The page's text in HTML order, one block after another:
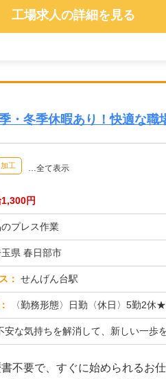
工場求人の詳細を見る
・冬季休暇あり！快適な職
加工 …全て表示
円
プレス作業
県 春日部市
： せんげん台駅
〈勤務形態〉日勤〈休日〉5勤2休★ＧＷ★夏季
な気持ちを解消して、新しい一歩を踏み出しましょう！株式会社京栄センターでは、
不要で、すぐに始められるお